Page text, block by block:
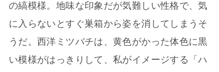
の縞模様。地味な印象だが気難しい性格で、気
に入らないとすぐ巣箱から姿を消してしまうそ
うだ。西洋ミツバチは、黄色がかった体色に黒
い模様がはっきりして、私がイメージする「ハ